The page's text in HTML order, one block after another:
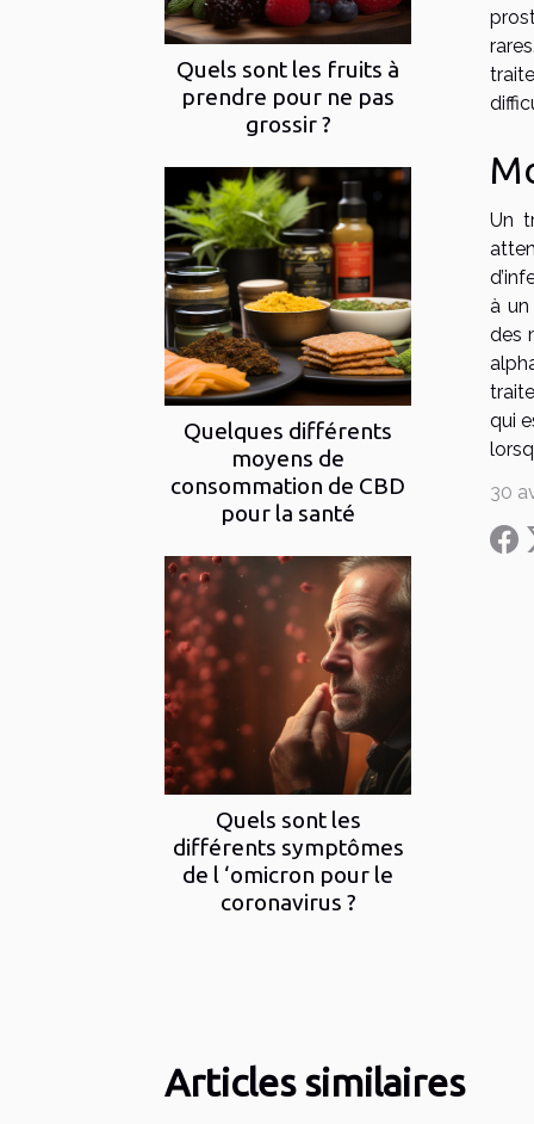
Quels sont les fruits à
prendre pour ne pas
grossir ?
Quelques différents
moyens de
consommation de CBD
pour la santé
Quels sont les
différents symptômes
de l ‘omicron pour le
coronavirus ?
Un
à un
des
qui
30
Articles similaires